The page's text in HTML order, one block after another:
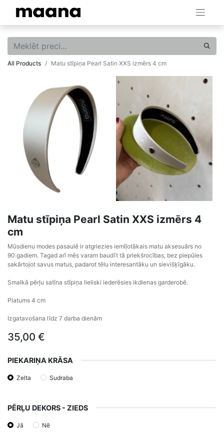
All Products Matu stīpiņa Pearl Satin XXS izmērs 4 cm
Matu stīpiņa Pearl Satin XXS izmērs 4
cm
Mūsdienu modes pasaulē ir atgriezies iemīļotākais matu aksesuārs no
90.gadiem. Tagad arī mēs varam baudīt tā priekšrocības, bez piepūles
sakārtojot savus matus, padarot tēlu interesantāku un sievišķīgāku.
Smalkā pērļu satīna stīpiņa lieliski iederēsies ikdienas garderobē.
Platums 4 cm
Izgatavošana līdz 7 darba dienām
35,00 €
PIEKARIŅA KRĀSA
Zelta Sudraba
PĒRĻU DEKORS - ZIEDS
Jā Nē